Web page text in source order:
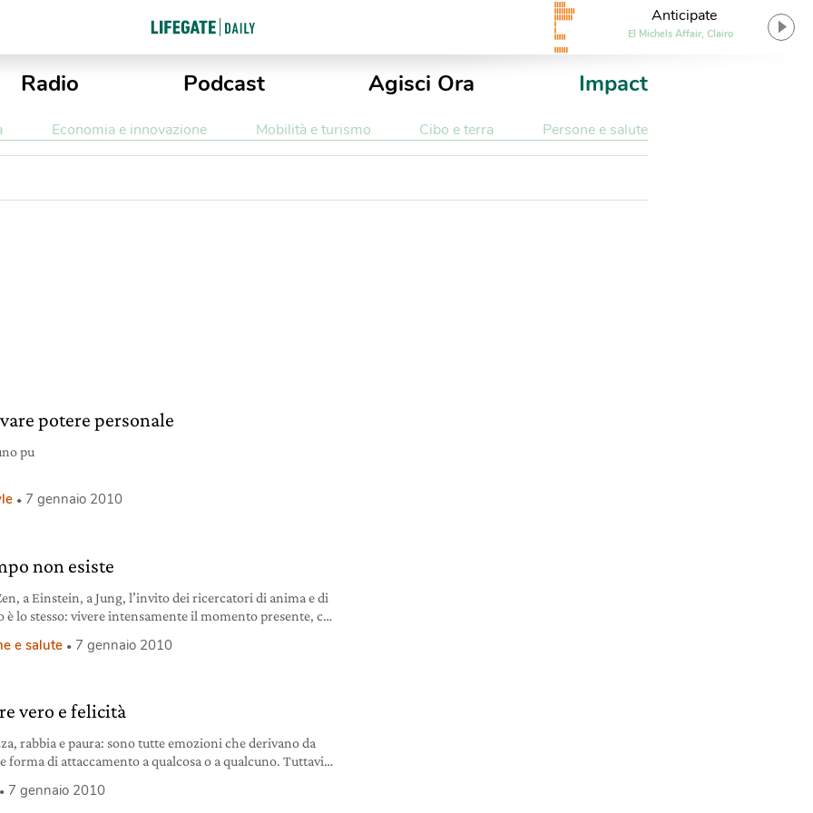
Anticipate
El Michels Affair, Clairo
Radio Podcast Agisci Ora Impact
Economia e innovazione Mobilità e turismo Cibo e terra Persone e salute
potere personale
pu
7 gennaio 2010
non esiste
a Einstein, a Jung, l’invito dei ricercatori di anima e di
lo stesso: vivere intensamente il momento presente, che
vivendo.
e salute 7 gennaio 2010
vero e felicità
rabbia e paura: sono tutte emozioni che derivano da
forma di attaccamento a qualcosa o a qualcuno. Tuttavia
7 gennaio 2010